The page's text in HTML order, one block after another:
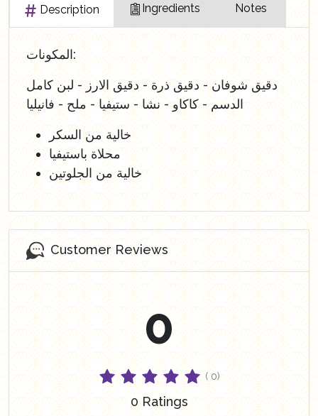
Description Ingredients Notes
المكونات:
دقيق شوفان - دقيق ذرة - دقيق الارز - لبن كامل
الدسم - كاكاو - نشا - ستيفيا - ملح - فانيليا
خالية من السكر
محلاة باستيفيا
خالية من الجلوتين
Customer Reviews
0
( 0)
0 Ratings